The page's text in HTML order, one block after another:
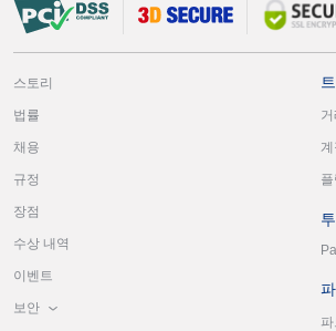
스토리
법률
채용
규정
장점
수상 내역
이벤트
보안
계